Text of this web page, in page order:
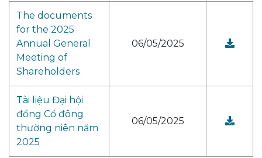
The documents
for the 2025
Annual General
Meeting of
Shareholders
06/05/2025
Tài liệu Đại hội
đồng Cổ đông
thường niên năm
2025
06/05/2025